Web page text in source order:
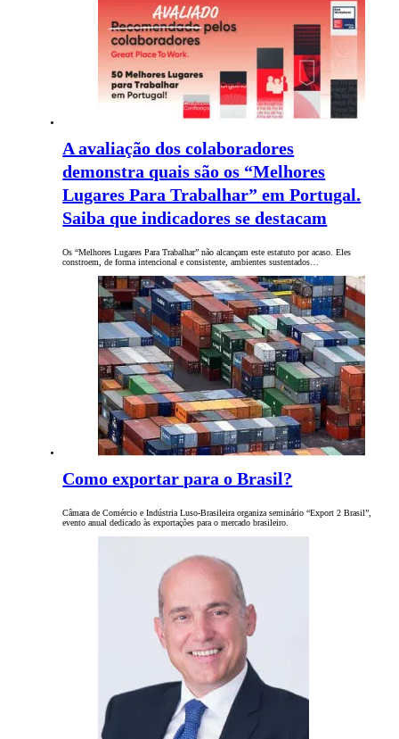
A avaliação dos colaboradores
demonstra quais são os “Melhores
Lugares Para Trabalhar” em Portugal.
Saiba que indicadores se destacam
Os “Melhores Lugares Para Trabalhar” não alcançam este estatuto por acaso. Eles
constroem, de forma intencional e consistente, ambientes sustentados…
Como exportar para o Brasil?
Câmara de Comércio e Indústria Luso-Brasileira organiza seminário “Export 2 Brasil”,
evento anual dedicado às exportações para o mercado brasileiro.